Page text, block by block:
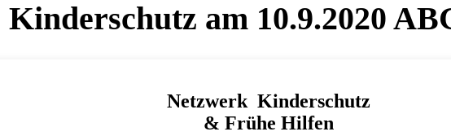
am 10.9.2020
Netzwerk Kinderschutz
& Frühe Hilfen